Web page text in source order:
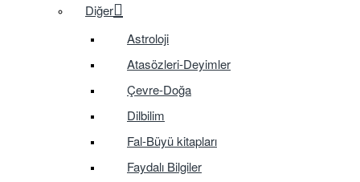
Diğer
Astroloji
Atasözleri-Deyimler
Çevre-Doğa
Dilbilim
Fal-Büyü kitapları
Faydalı Bilgiler